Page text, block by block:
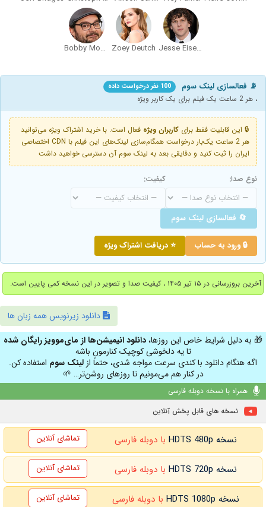
Jesse Eisenberg
Zoey Deutch
Bobby Moynihan
📡 فعالسازی لینک سوم 100 نفر درخواست داده
، هر 2 ساعت یک فیلم برای یک کاربر ویژه
🔒 این قابلیت فقط برای کاربران ویژه فعال است. با خرید اشتراک ویژه می‌توانید
هر 2 ساعت یک‌بار درخواست همگام‌سازی لینک‌های این فیلم با CDN اختصاصی
ایران را ثبت کنید و دقایقی بعد به لینک سوم آن دسترسی خواهید داشت
نوع صدا: کیفیت:
🔄 فعالسازی لینک سوم
🔒 ورود به حساب ⭐ دریافت اشتراک ویژه
آخرین بروزرسانی در ۱۵ تیر ۱۴۰۵ ، کیفیت صدا و تصویر در این نسخه کمی پایین است.
دانلود زیرنویس همه زبان ها
🎁 به دلیل شرایط خاص این روزها،دانلود انیمیشن‌ها از مای‌موویز رایگان شده
تا یه دلخوشی کوچیک کنارمون باشه
اگه هنگام دانلود با کندی سرعت مواجه شدی، حتماً از لینک سوم استفاده کن.
در کنار هم می‌مونیم تا روزهای روشن‌تر… 🌱
همراه با نسخه دوبله فارسی
نسخه های قابل پخش آنلاین
نسخه HDTS 480p با دوبله فارسی تماشای آنلاین
نسخه HDTS 720p با دوبله فارسی تماشای آنلاین
نسخه HDTS 1080p با دوبله فارسی تماشای آنلاین